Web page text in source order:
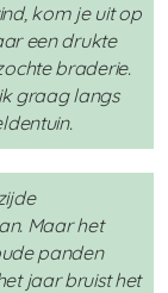
kom je uit op
een drukte
braderie.
graag langs
Maar het
panden
jaar bruist het